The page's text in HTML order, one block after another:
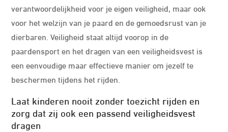
verantwoordelijkheid voor je eigen veiligheid, maar ook
voor het welzijn van je paard en de gemoedsrust van je
dierbaren. Veiligheid staat altijd voorop in de
paardensport en het dragen van een veiligheidsvest is
een eenvoudige maar effectieve manier om jezelf te
beschermen tijdens het rijden.
Laat kinderen nooit zonder toezicht rijden en
zorg dat zij ook een passend veiligheidsvest
dragen